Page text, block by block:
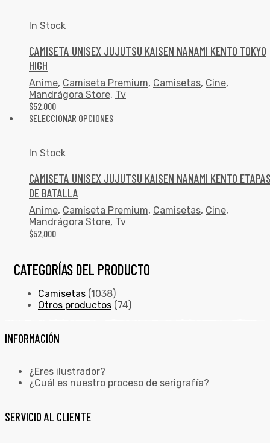
In Stock
CAMISETA UNISEX JUJUTSU KAISEN NANAMI KENTO TOKYO
HIGH
Anime, Camiseta Premium, Camisetas, Cine,
Mandrágora Store, Tv
$52,000
SELECCIONAR OPCIONES
In Stock
CAMISETA UNISEX JUJUTSU KAISEN NANAMI KENTO
DE BATALLA
Anime, Camiseta Premium, Camisetas, Cine,
Mandrágora Store, Tv
$52,000
CATEGORÍAS DEL PRODUCTO
Camisetas (1038)
Otros productos (74)
INFORMACIÓN
¿Eres ilustrador?
¿Cuál es nuestro proceso de serigrafía?
SERVICIO AL CLIENTE